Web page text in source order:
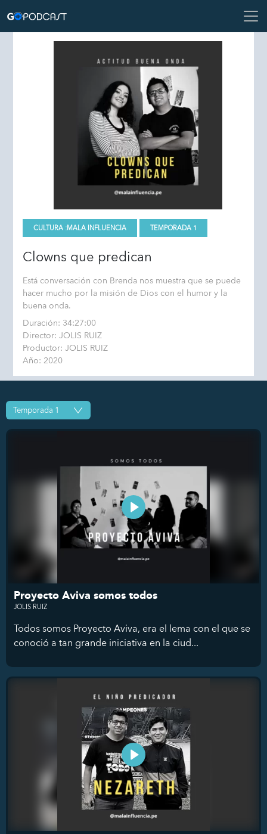
CULTURA :MALA INFLUENCIA TEMPORADA 1
Clowns que predican
Está conversación con Brenda nos muestra que se puede
hacer mucho por la misión de Dios con el humor y la
buena onda.
Duración: 34:27:00
Director: JOLIS RUIZ
Productor: JOLIS RUIZ
Año: 2020
Proyecto Aviva somos todos
JOLIS RUIZ
Todos somos Proyecto Aviva, era el lema con el que se
conoció a tan grande iniciativa en la ciud...